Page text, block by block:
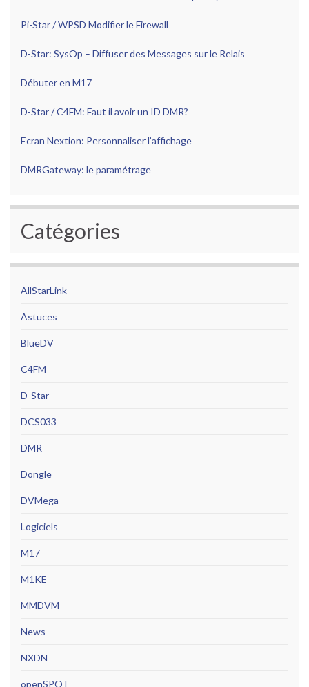
Pi-Star / WPSD Modifier le Firewall
D-Star: SysOp – Diffuser des Messages sur le Relais
Débuter en M17
D-Star / C4FM: Faut il avoir un ID DMR?
Ecran Nextion: Personnaliser l’affichage
DMRGateway: le paramétrage
Catégories
AllStarLink
Astuces
BlueDV
C4FM
D-Star
DCS033
DMR
Dongle
DVMega
Logiciels
M17
M1KE
MMDVM
News
NXDN
openSPOT